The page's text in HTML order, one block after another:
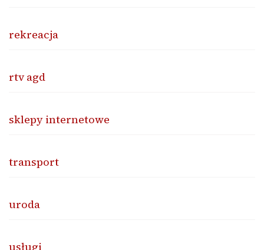
rekreacja
rtv agd
sklepy internetowe
transport
uroda
usługi